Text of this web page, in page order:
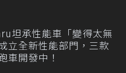
坦承性能車「變得太無
立全新性能部門，三款
車開發中！